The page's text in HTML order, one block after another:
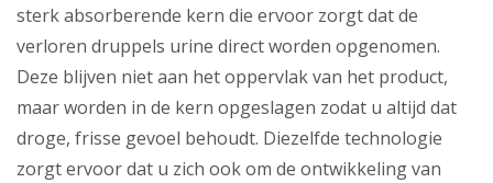
sterk absorberende kern die ervoor zorgt dat de
verloren druppels urine direct worden opgenomen.
Deze blijven niet aan het oppervlak van het product,
maar worden in de kern opgeslagen zodat u altijd dat
droge, frisse gevoel behoudt. Diezelfde technologie
zorgt ervoor dat u zich ook om de ontwikkeling van